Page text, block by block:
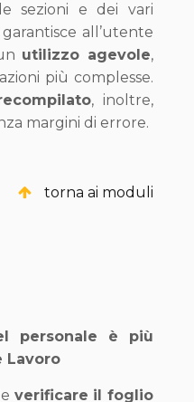
sezioni e dei vari
all’utente
utilizzo agevole,
più complesse.
, inoltre,
margini di errore.
torna ai moduli
personale è più
Lavoro
verificare il foglio